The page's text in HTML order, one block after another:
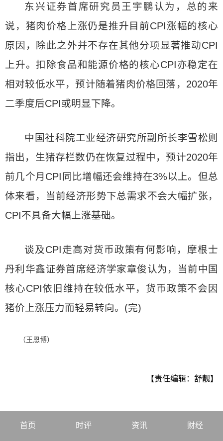
东兴证券首席研究员王宇鹏认为，总的来
说，猪肉价格上涨仍是推升目前CPI涨幅的核心
原因，除此之外并不存在其他分项显著推动CPI
上升。扣除食品和能源价格的核心CPI亦稳定在
相对较低水平，预计随着猪肉价格回落，2020年
二季度后CPI或明显下降。
中国社科院工业经济研究所副所长李雪松则
指出，生猪存栏数仍在恢复过程中，预计2020年
前几个月CPI同比增幅还会维持在3%以上。但总
体来看，当前经济形势下总需求不会大幅扩张，
CPI不具备大幅上涨基础。
谈及CPI走高对货币政策有何影响，摩根士
丹利华鑫证券首席经济学家章俊认为，当前中国
核心CPI依旧维持在较低水平，货币政策不会因
猪价上涨压力而轻易转向。(完)
（王恩博）
【责任编辑：舒靓】
首页 时评 资讯 财经